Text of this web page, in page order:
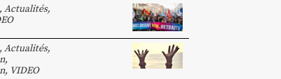
, Actualités,
, Actualités,
,
, VIDEO